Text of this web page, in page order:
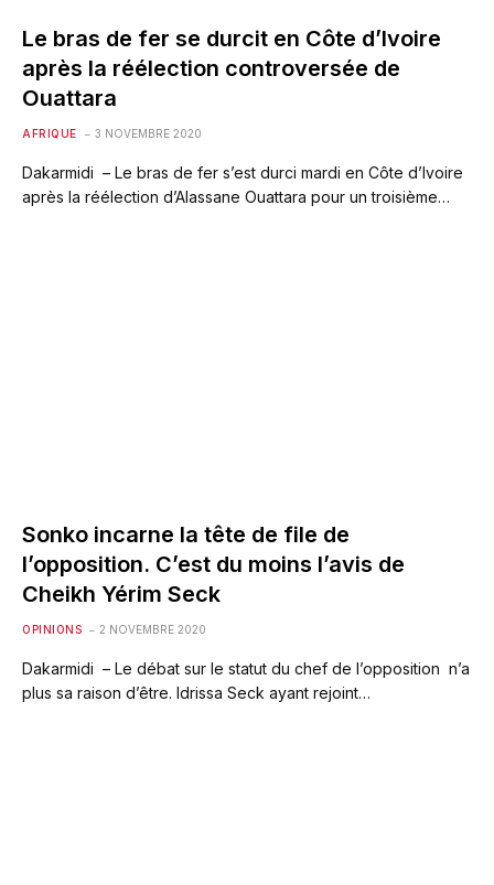
Le bras de fer se durcit en Côte d’Ivoire
après la réélection controversée de
Ouattara
AFRIQUE 3 NOVEMBRE 2020
Dakarmidi – Le bras de fer s’est durci mardi en Côte d’Ivoire
après la réélection d’Alassane Ouattara pour un troisième…
Sonko incarne la tête de file de
l’opposition. C’est du moins l’avis de
Cheikh Yérim Seck
OPINIONS 2 NOVEMBRE 2020
Dakarmidi – Le débat sur le statut du chef de l’opposition n’a
plus sa raison d’être. Idrissa Seck ayant rejoint…